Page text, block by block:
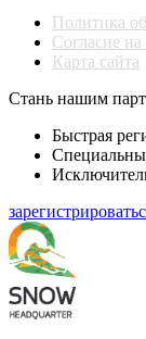
Политика
Согласие
Карта сайта
Стань нашим
Быстрая